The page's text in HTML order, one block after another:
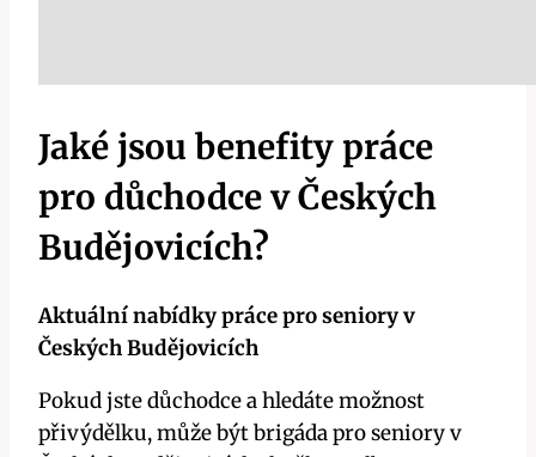
Jaké jsou benefity práce
pro důchodce v Českých
Budějovicích?
Aktuální nabídky práce pro seniory v
Českých Budějovicích
Pokud jste důchodce a hledáte možnost
přivýdělku, může být brigáda pro seniory v